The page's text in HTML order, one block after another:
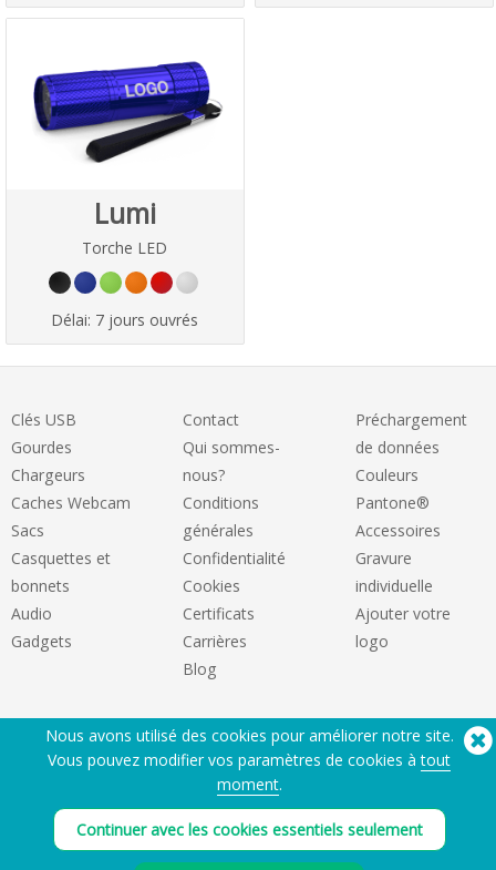
Lumi
Torche LED
Délai: 7 jours ouvrés
Clés USB
Gourdes
Chargeurs
Caches Webcam
Sacs
Casquettes et
bonnets
Audio
Gadgets
Contact
Qui sommes-
nous?
Conditions
générales
Confidentialité
Cookies
Certificats
Carrières
Blog
Préchargement
de données
Couleurs
Pantone®
Accessoires
Gravure
individuelle
Ajouter votre
logo
Besoin d'aide? Tel :(650) 938-3500 (US)
Copyright © 2026 Flashbay
Nous avons utilisé des cookies pour améliorer notre site.
Vous pouvez modifier vos paramètres de cookies àtout
moment.
Continuer avec les cookies essentiels seulement